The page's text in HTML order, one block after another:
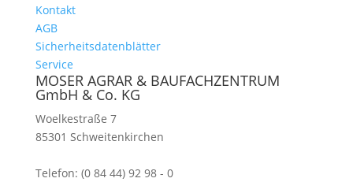
Kontakt
AGB
Sicherheitsdatenblätter
Service
MOSER AGRAR & BAUFACHZENTRUM
GmbH & Co. KG
Woelkestraße 7
85301 Schweitenkirchen
Telefon: (0 84 44) 92 98 - 0